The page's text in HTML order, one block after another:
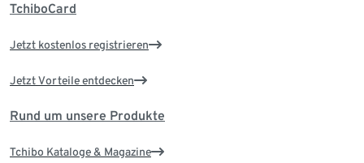
TchiboCard
Jetzt kostenlos registrieren
Jetzt Vorteile entdecken
Rund um unsere Produkte
Tchibo Kataloge & Magazine